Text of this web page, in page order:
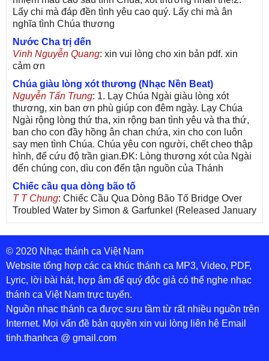
Lấy chi mà đáp đền tình yêu cao quý. Lấy chi mà ân
nghĩa tình Chúa thương
Nước Cha trị đến
Vinh Nguyễn Quang: xin vui lòng cho xin bản pdf. xin
cảm ơn
Chúa giàu lòng xót thương (Nhạc Nền Beat)
Nguyễn Tấn Trung: 1. Lạy Chúa Ngài giàu lòng xót
thương, xin ban ơn phù giúp con đêm ngày. Lạy Chúa
Ngài rộng lòng thứ tha, xin rộng ban tình yêu và tha thứ,
ban cho con đầy hồng ân chan chứa, xin cho con luôn
say men tình Chúa. Chúa yêu con người, chết cheo thập
hình, để cứu độ trần gian.ĐK: Lòng thương xót của Ngài
đến chúng con, dìu con đến tận nguồn của Thánh
Chiếc cầu qua dòng bão tố
T T Chung: Chiếc Cầu Qua Dòng Bão Tố Bridge Over
Troubled Water by Simon & Garfunkel (Released January
26, 1970) Lời Việt: Nhạc Sĩ Vũ Đức Nghiêm Trình Bày:
Chung Tử Lưu
De Colores! (Lời Việt)
Son Vu: Bài hát có lời chưa.Cám ơn
Bài ca dâng Mẹ
thuc : xin lòi bài hat ,bai ca dang me.gia ân
Theo gương Mẹ, con lên đường
sr Thúy Ngân: xin cho con bản PDF bài này ạ
Đến với Lòng Thương Xót Chúa
© 2020 Nhạc thánh ca Việt Nam
Website tổng hợp các ca khúc thánh ca MP3, Video, PDF,
Lyric, lời bài hát, hợp âm để quý độc giả có thể nghe nhạc
thánh ca Việt Nam trực tuyến.
Nguồn nhạc thánh ca được sưu tầm từ rất nhiều nguồn trên
Internet. Mọi vấn đề bản quyền xin vui lòng liên hệ Email
tinh.thanhca @ gmail.com